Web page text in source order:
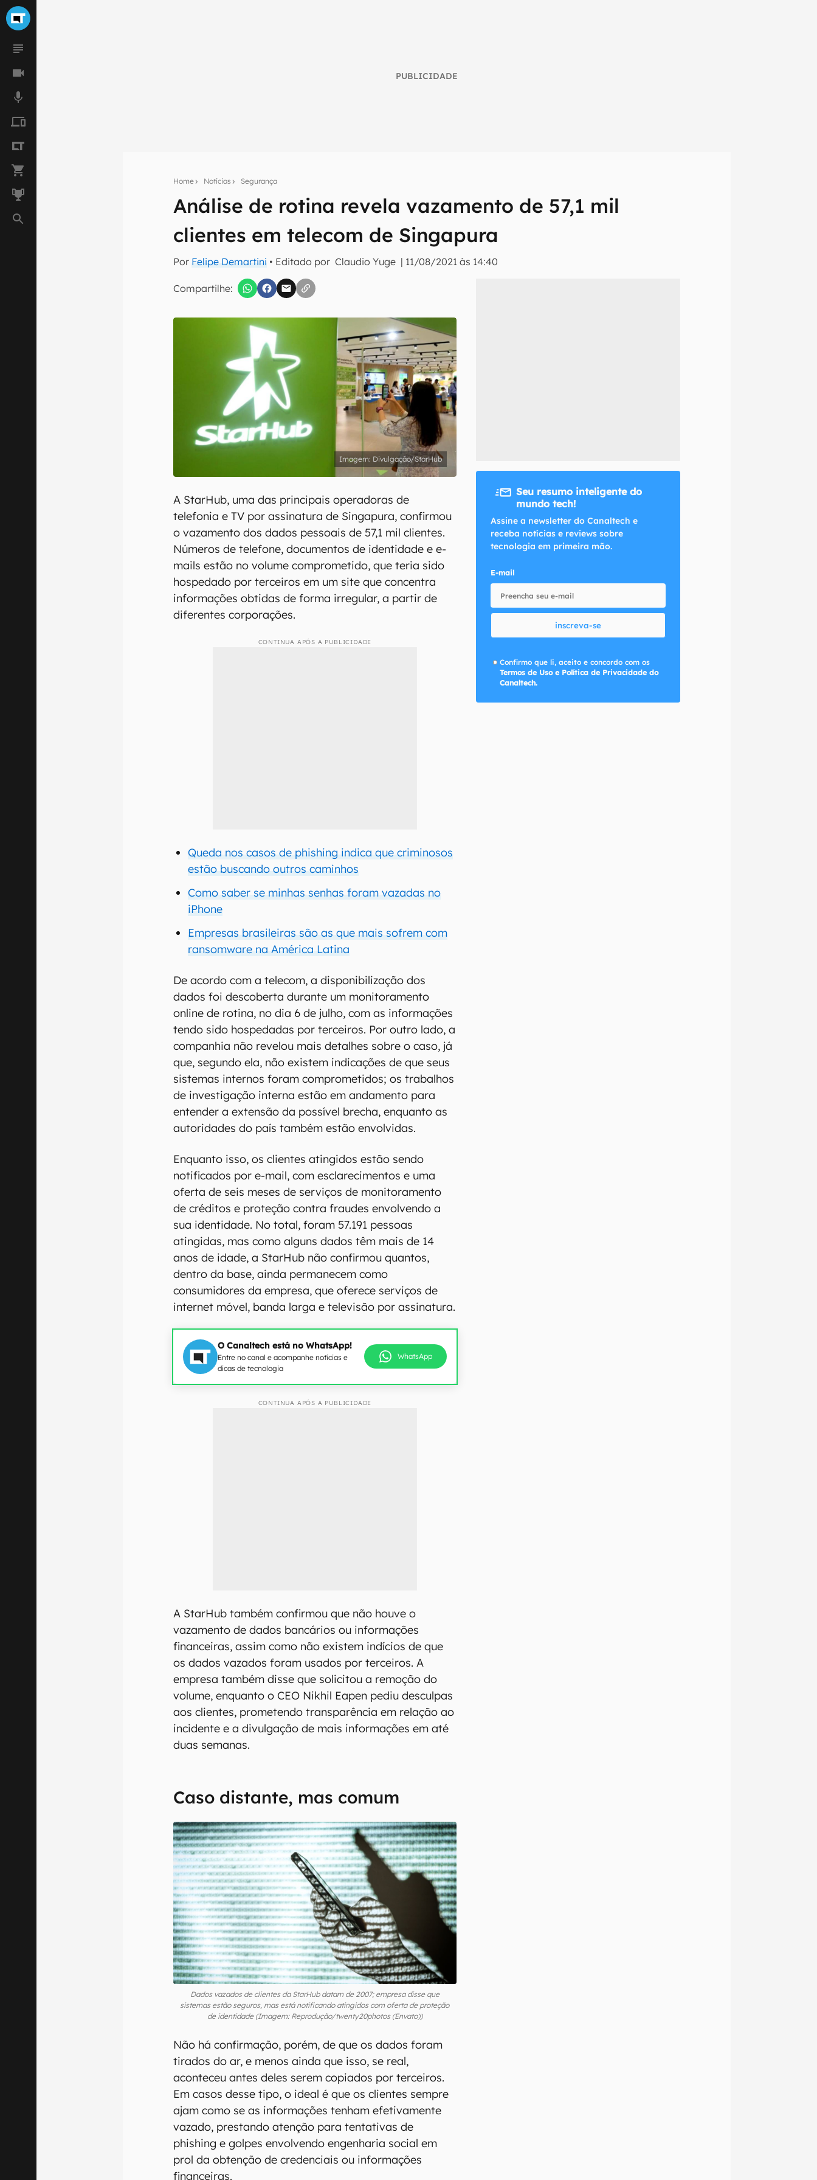
PUBLICIDADE
Home Notícias Segurança
Análise de rotina revela vazamento de 57,1 mil
clientes em telecom de Singapura
Por Felipe Demartini • Editado por Claudio Yuge | 11/08/2021 às 14:40
Compartilhe:
Seu resumo inteligente do mundo tech!
mão.
E-mail
inscreva-se
Confirmo que li, aceito e concordo com os Termos de Uso e Política de Privacidade do Canaltech.
Divulgação/StarHub
A StarHub, uma das principais operadoras de
telefonia e TV por assinatura de Singapura, confirmou
o vazamento dos dados pessoais de 57,1 mil clientes.
Números de telefone, documentos de identidade e e-
mails estão no volume comprometido, que teria sido
hospedado por terceiros em um site que concentra
informações obtidas de forma irregular, a partir de
diferentes corporações.
CONTINUA APÓS A PUBLICIDADE
Queda nos casos de phishing indica que criminosos
estão buscando outros caminhos
Como saber se minhas senhas foram vazadas no
iPhone
Empresas brasileiras são as que mais sofrem com
ransomware na América Latina
De acordo com a telecom, a disponibilização dos
dados foi descoberta durante um monitoramento
online de rotina, no dia 6 de julho, com as informações
tendo sido hospedadas por terceiros. Por outro lado, a
companhia não revelou mais detalhes sobre o caso, já
que, segundo ela, não existem indicações de que seus
sistemas internos foram comprometidos; os trabalhos
de investigação interna estão em andamento para
entender a extensão da possível brecha, enquanto as
autoridades do país também estão envolvidas.
Enquanto isso, os clientes atingidos estão sendo
notificados por e-mail, com esclarecimentos e uma
oferta de seis meses de serviços de monitoramento
de créditos e proteção contra fraudes envolvendo a
sua identidade. No total, foram 57.191 pessoas
atingidas, mas como alguns dados têm mais de 14
anos de idade, a StarHub não confirmou quantos,
dentro da base, ainda permanecem como
consumidores da empresa, que oferece serviços de
internet móvel, banda larga e televisão por assinatura.
O Canaltech está no WhatsApp!
Entre no canal e acompanhe notícias e
dicas de tecnologia
WhatsApp
CONTINUA APÓS A PUBLICIDADE
A StarHub também confirmou que não houve o
vazamento de dados bancários ou informações
financeiras, assim como não existem indícios de que
os dados vazados foram usados por terceiros. A
empresa também disse que solicitou a remoção do
volume, enquanto o CEO Nikhil Eapen pediu desculpas
aos clientes, prometendo transparência em relação ao
incidente e a divulgação de mais informações em até
duas semanas.
Caso distante, mas comum
Dados vazados de clientes da StarHub datam de 2007; empresa disse que
sistemas estão seguros, mas está notificando atingidos com oferta de proteção
de identidade (Imagem: Reprodução/twenty20photos (Envato))
Não há confirmação, porém, de que os dados foram
tirados do ar, e menos ainda que isso, se real,
aconteceu antes deles serem copiados por terceiros.
Em casos desse tipo, o ideal é que os clientes sempre
ajam como se as informações tenham efetivamente
vazado, prestando atenção para tentativas de
phishing e golpes envolvendo engenharia social em
prol da obtenção de credenciais ou informações
financeiras.
Seu resumo inteligente do
mundo tech!
Assine a newsletter do Canaltech e
receba notícias e reviews sobre
tecnologia em primeira mão.
E-mail
inscreva-se
Confirmo que li, aceito e concordo com os
Termos de Uso e Política de Privacidade do
Canaltech.